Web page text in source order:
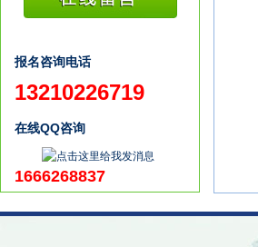
报名咨询电话
13210226719
在线QQ咨询
1666268837